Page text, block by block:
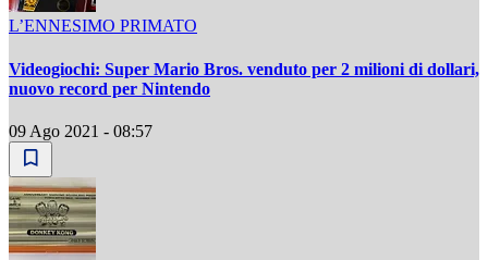
L’ENNESIMO PRIMATO
Videogiochi: Super Mario Bros. venduto per 2 milioni di dollari,
nuovo record per Nintendo
09 Ago 2021 - 08:57